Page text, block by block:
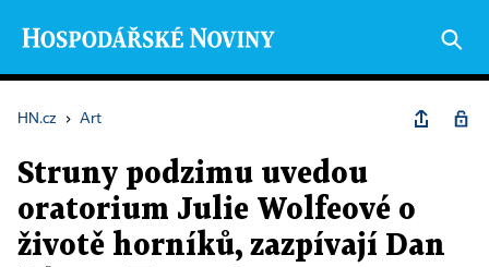
HN.cz › Art
Struny podzimu uvedou
oratorium Julie Wolfeové o
životě horníků, zazpívají Dan